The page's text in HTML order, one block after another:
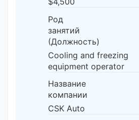
Род
занятий
(Должность)
Cooling and freezing
equipment operator
Название
компании
CSK Auto